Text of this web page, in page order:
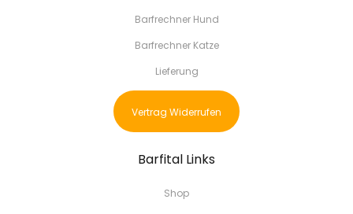
Barfrechner Hund
Barfrechner Katze
Lieferung
Vertrag Widerrufen
Barfital Links
Shop